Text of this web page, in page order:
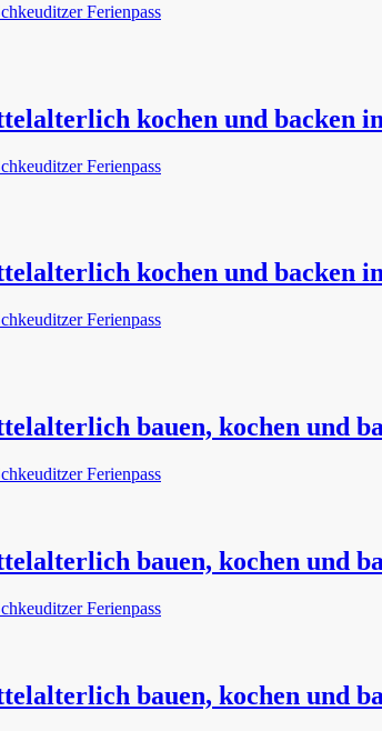
Ferienpass
kochen und backen
Ferienpass
kochen und backen
Ferienpass
bauen, kochen und
Ferienpass
bauen, kochen und
Ferienpass
bauen, kochen und